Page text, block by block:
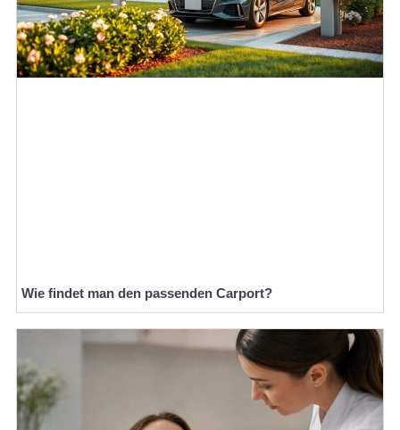
Wie findet man den passenden Carport?